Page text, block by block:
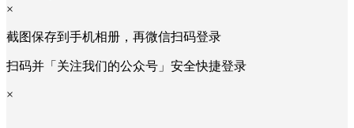
×
截图保存到手机相册，再微信扫码登录
扫码并「关注我们的公众号」安全快捷登录
×